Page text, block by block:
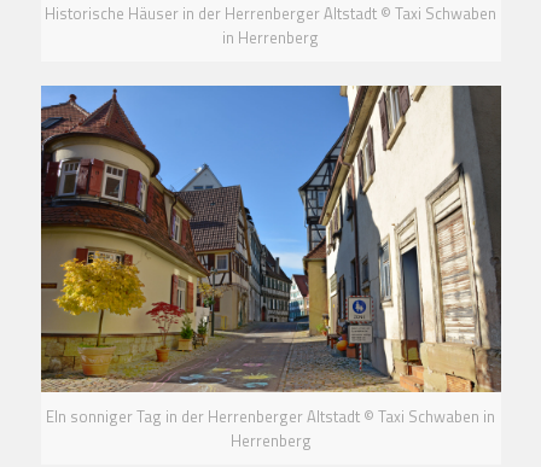
Historische Häuser in der Herrenberger Altstadt © Taxi Schwaben
in Herrenberg
EIn sonniger Tag in der Herrenberger Altstadt © Taxi Schwaben in
Herrenberg